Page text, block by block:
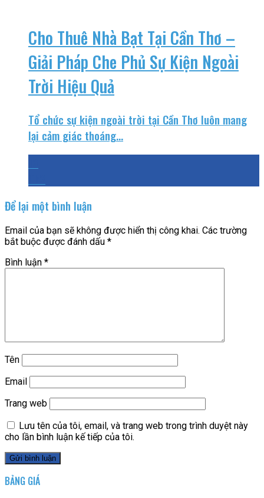
Cho Thuê Nhà Bạt Tại Cần Thơ –
Giải Pháp Che Phủ Sự Kiện Ngoài
Trời Hiệu Quả
Tổ chức sự kiện ngoài trời tại Cần Thơ luôn mang
lại cảm giác thoáng...
Để lại một bình luận
Email của bạn sẽ không được hiển thị công khai. Các trường
bắt buộc được đánh dấu *
Bình luận *
Tên
Email
Trang web
Lưu tên của tôi, email, và trang web trong trình duyệt này
cho lần bình luận kế tiếp của tôi.
BẢNG GIÁ